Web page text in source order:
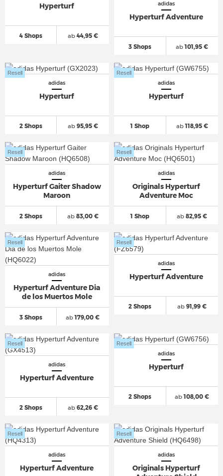
Hyperturf
4 Shops ab44,95 €
adidas
Hyperturf Adventure
3 Shops ab101,95 €
adidas
Hyperturf
2 Shops
Resell
ab95,95 €
adidas
Hyperturf
1 Shop
Resell
ab118,95 €
adidas
Hyperturf Gaiter Shadow
Maroon
2 Shops
Resell
ab83,00 €
adidas
Originals Hyperturf
Adventure Moc
1 Shop
Resell
ab 82,95 €
adidas
Hyperturf Adventure Dia
de los Muertos Mole
3 Shops
Resell
ab179,00 €
adidas
Hyperturf Adventure
2 Shops
Resell
ab 91,99 €
adidas
Hyperturf Adventure
2 Shops
Resell
ab62,26 €
adidas
Hyperturf
2 Shops
Resell
ab108,00 €
adidas
Hyperturf Adventure
Resell
adidas
Originals Hyperturf
Resell